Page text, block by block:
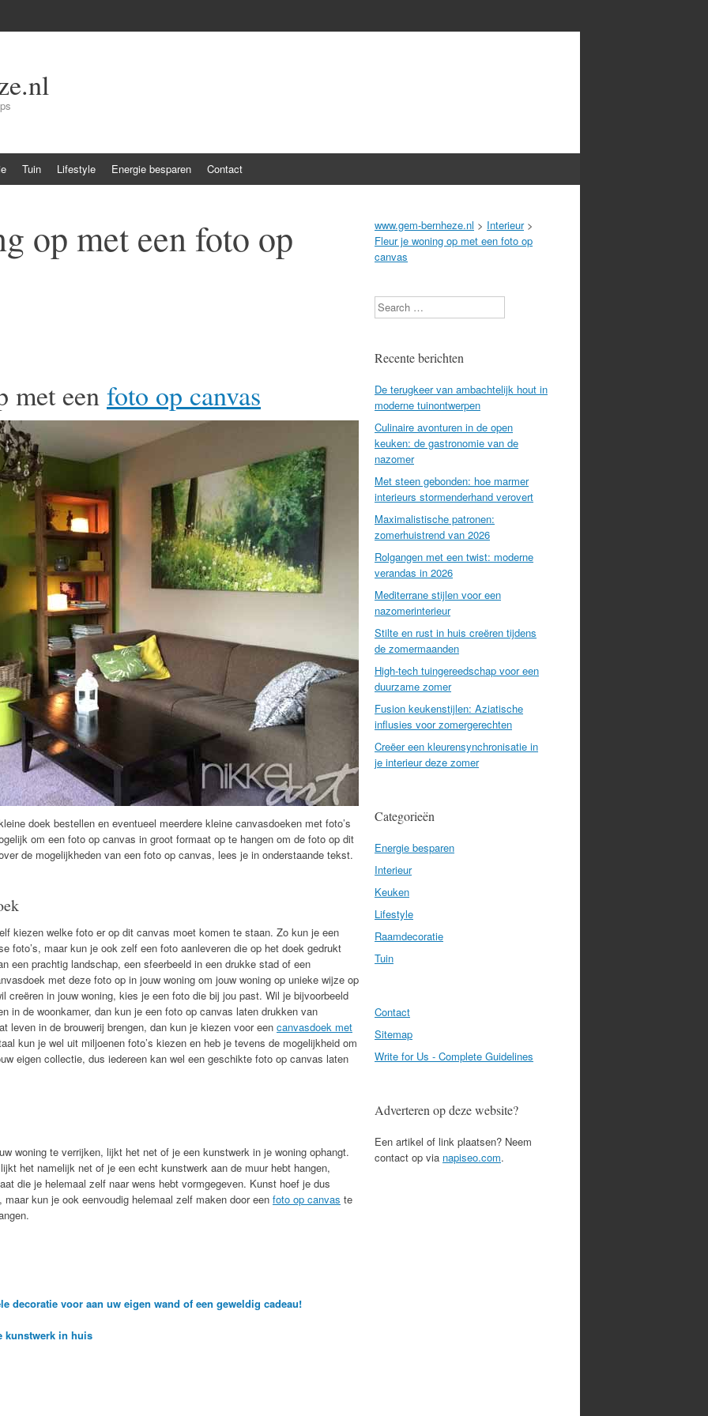
Tuin Lifestyle Energie besparen Contact
op met een foto op
met eenfoto op canvas
doek bestellen en eventueel meerdere kleine canvasdoeken met foto’s
om een foto op canvas in groot formaat op te hangen om de foto op dit
de mogelijkheden van een foto op canvas, lees je in onderstaande tekst.
kiezen welke foto er op dit canvas moet komen te staan. Zo kun je een
foto’s, maar kun je ook zelf een foto aanleveren die op het doek gedrukt
een prachtig landschap, een sfeerbeeld in een drukke stad of een
met deze foto op in jouw woning om jouw woning op unieke wijze op
creëren in jouw woning, kies je een foto die bij jou past. Wil je bijvoorbeeld
in de woonkamer, dan kun je een foto op canvas laten drukken van
leven in de brouwerij brengen, dan kun je kiezen voor een canvasdoek met
kun je wel uit miljoenen foto’s kiezen en heb je tevens de mogelijkheid om
eigen collectie, dus iedereen kan wel een geschikte foto op canvas laten
woning te verrijken, lijkt het net of je een kunstwerk in je woning ophangt.
het namelijk net of je een echt kunstwerk aan de muur hebt hangen,
die je helemaal zelf naar wens hebt vormgegeven. Kunst hoef je dus
kun je ook eenvoudig helemaal zelf maken door een foto op canvas te
decoratie voor aan uw eigen wand of een geweldig cadeau!
kunstwerk in huis
www.gem-bernheze.nl > Interieur>
Fleur je woning op met een foto op
canvas
Search
Recente berichten
De terugkeer van ambachtelijk hout in
moderne tuinontwerpen
Culinaire avonturen in de open
keuken: de gastronomie van de
nazomer
Met steen gebonden: hoe marmer
interieurs stormenderhand verovert
Maximalistische patronen:
zomerhuistrend van 2026
Rolgangen met een twist: moderne
verandas in 2026
Mediterrane stijlen voor een
nazomerinterieur
Stilte en rust in huis creëren tijdens
de zomermaanden
High-tech tuingereedschap voor een
duurzame zomer
Fusion keukenstijlen: Aziatische
influsies voor zomergerechten
Creëer een kleurensynchronisatie in
je interieur deze zomer
Categorieën
Energie besparen
Interieur
Keuken
Lifestyle
Raamdecoratie
Tuin
Contact
Sitemap
Write for Us - Complete Guidelines
Adverteren op deze website?
Een artikel of link plaatsen? Neem
contact op via napiseo.com.